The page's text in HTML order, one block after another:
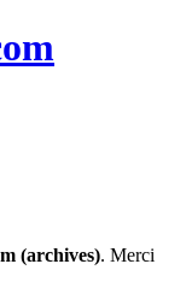
(archives). Merci